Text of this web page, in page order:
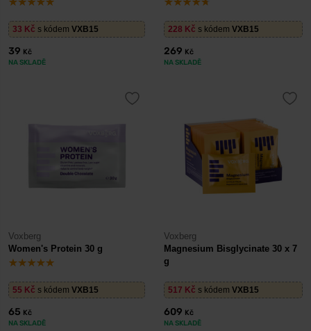
33 Kč s kódem VXB15
39 Kč
NA SKLADĚ
228 Kč s kódem VXB15
269 Kč
NA SKLADĚ
Voxberg
Women's Protein 30 g
55 Kč s kódem VXB15
65 Kč
NA SKLADĚ
Voxberg
Magnesium Bisglycinate 30 x 7
g
517 Kč s kódem VXB15
609 Kč
NA SKLADĚ